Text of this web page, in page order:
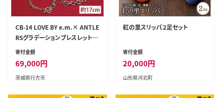
CB-14 LOVE BY e.m.× ANTLE
RSグラデーションブレスレット(L
ady's)
寄付金額
69,000円
茨城県行方市
紅の里スリッパ２足セット
寄付金額
20,000円
山形県河北町